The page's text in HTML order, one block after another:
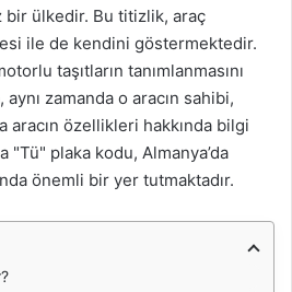
ülkedir. Bu titizlik, araç
ile de kendini göstermektedir.
taşıtların tanımlanmasını
zamanda o aracın sahibi,
aracın özellikleri hakkında bilgi
"Tü" plaka kodu, Almanya’da
önemli bir yer tutmaktadır.